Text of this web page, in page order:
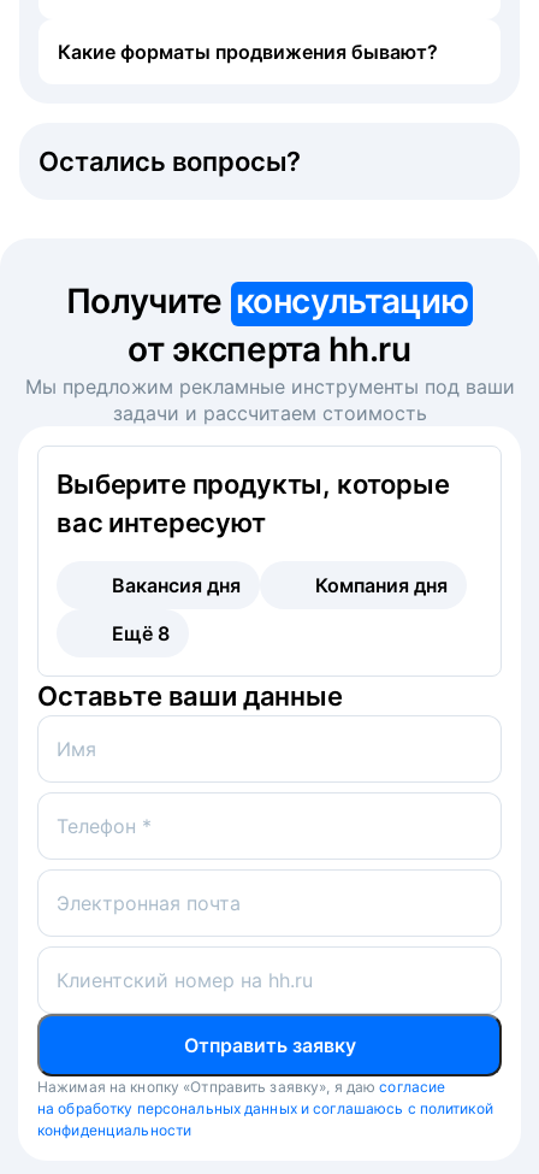
Какие форматы продвижения бывают?
Остались вопросы?
Получите консультацию
от эксперта hh.ru
Мы предложим рекламные инструменты под ваши
задачи и рассчитаем стоимость
Выберите продукты, которые
вас интересуют
Вакансия дня
Компания дня
Ещё 8
Оставьте ваши данные
Имя
Телефон *
Электронная почта
Клиентский номер на hh.ru
Отправить заявку
Нажимая на кнопку «Отправить заявку», я даю согласие
на обработку персональных данных и соглашаюсь с политикой
конфиденциальности